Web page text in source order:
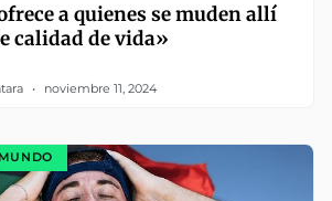
a quienes se muden allí
calidad de vida»
noviembre 11, 2024